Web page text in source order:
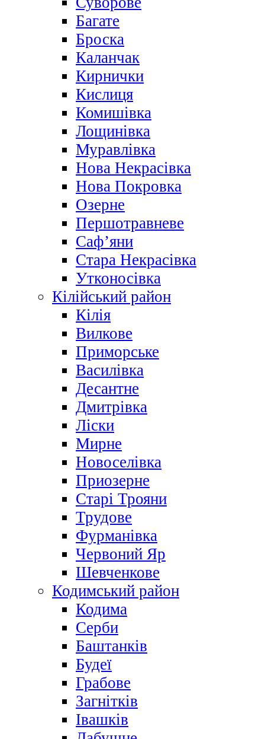
Багате
Броска
Каланчак
Кирнички
Кислиця
Комишівка
Лощинівка
Муравлівка
Нова Некрасівка
Нова Покровка
Озерне
Першотравневе
Саф’яни
Стара Некрасівка
Утконосівка
Кілійський район
Кілія
Вилкове
Приморське
Василівка
Десантне
Дмитрівка
Ліски
Мирне
Новоселівка
Приозерне
Старі Трояни
Трудове
Фурманівка
Червоний Яр
Шевченкове
Кодимський район
Кодима
Серби
Баштанків
Будеї
Грабове
Загнітків
Івашків